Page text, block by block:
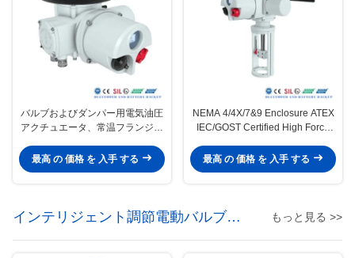
バルブおよびダンパー用電気油圧
アクチュエータ、常温フランジ接
最高 の 価格 を 入手 する
NEMA 4/4X/7&9 Enclosure ATEX
IEC/GOST Certified High Force
Control
最高 の 価格 を 入手 する
インテリジェント調節電動バルブア
クチュエータ
もっと見る >>